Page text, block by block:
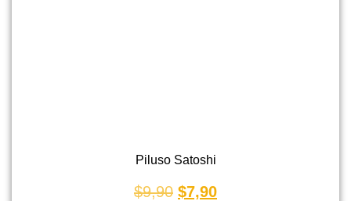
Piluso Satoshi
$9,90 $7,90